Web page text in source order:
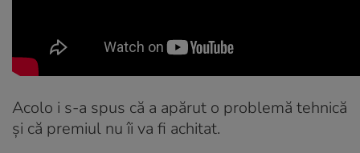
Acolo i s-a spus că a apărut o problemă tehnică
și că premiul nu îi va fi achitat.